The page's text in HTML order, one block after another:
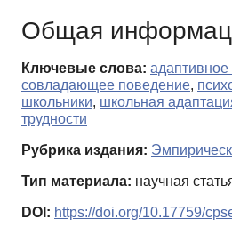
Общая
Ключевые слова:
совладающее поведение,
школьники, школьная
трудности
Рубрика издания:
Тип материала: научная
DOI: https://doi.org/10.17759/